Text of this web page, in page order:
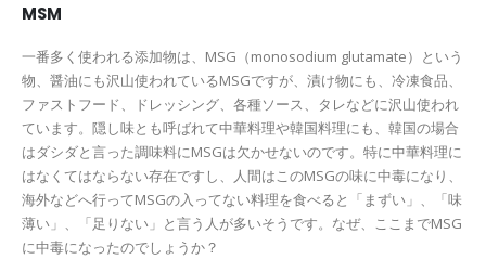
MSM
一番多く使われる添加物は、MSG（monosodium glutamate）という
物、醤油にも沢山使われているMSGですが、漬け物にも、冷凍食品、
ファストフード、ドレッシング、各種ソース、タレなどに沢山使われ
ています。隠し味とも呼ばれて中華料理や韓国料理にも、韓国の場合
はダシダと言った調味料にMSGは欠かせないのです。特に中華料理に
はなくてはならない存在ですし、人間はこのMSGの味に中毒になり、
海外などへ行ってMSGの入ってない料理を食べると「まずい」、「味
薄い」、「足りない」と言う人が多いそうです。なぜ、ここまでMSG
に中毒になったのでしょうか？